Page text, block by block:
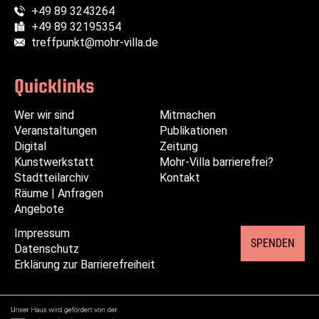
Telefon:
+49 89 3243264
Fax:
+49 89 32195354
E-Mail:
treffpunkt@mohr-villa.de
Quicklinks
überspringen
Wer wir sind
Veranstaltungen
Digital
Kunstwerkstatt
Stadtteilarchiv
Räume | Anfragen
Angebote
überspringen
Mitmachen
Publikationen
Zeitung
Mohr-Villa barrierefrei?
Kontakt
Impressum
Datenschutz
Erklärung zur Barrierefreiheit
SPENDEN